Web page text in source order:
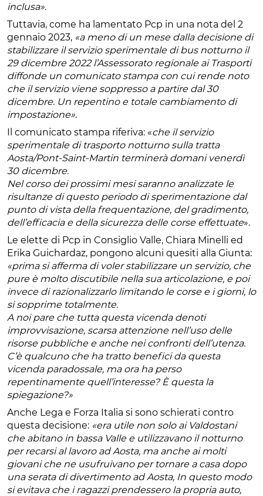
inclusa».
Tuttavia, come ha lamentato Pcp in una nota del 2
gennaio 2023, «a meno di un mese dalla decisione di
stabilizzare il servizio sperimentale di bus notturno il
29 dicembre 2022 l’Assessorato regionale ai Trasporti
diffonde un comunicato stampa con cui rende noto
che il servizio viene soppresso a partire dal 30
dicembre. Un repentino e totale cambiamento di
impostazione».
Il comunicato stampa riferiva: «che il servizio
sperimentale di trasporto notturno sulla tratta
Aosta/Pont-Saint-Martin terminerà domani venerdì
30 dicembre.
Nel corso dei prossimi mesi saranno analizzate le
risultanze di questo periodo di sperimentazione dal
punto di vista della frequentazione, del gradimento,
dell’efficacia e della sicurezza delle corse effettuate».
Le elette di Pcp in Consiglio Valle, Chiara Minelli ed
Erika Guichardaz, pongono alcuni quesiti alla Giunta:
«prima si afferma di voler stabilizzare un servizio, che
pure è molto discutibile nella sua articolazione, e poi
invece di razionalizzarlo limitando le corse e i giorni, lo
si sopprime totalmente.
A noi pare che tutta questa vicenda denoti
improvvisazione, scarsa attenzione nell’uso delle
risorse pubbliche e anche nei confronti dell’utenza.
C’è qualcuno che ha tratto benefici da questa
vicenda paradossale, ma ora ha perso
repentinamente quell’interesse? È questa la
spiegazione?»
Anche Lega e Forza Italia si sono schierati contro
questa decisione: «era utile non solo ai Valdostani
che abitano in bassa Valle e utilizzavano il notturno
per recarsi al lavoro ad Aosta, ma anche ai molti
giovani che ne usufruivano per tornare a casa dopo
una serata di divertimento ad Aosta, In questo modo
si evitava che i ragazzi prendessero la propria auto,